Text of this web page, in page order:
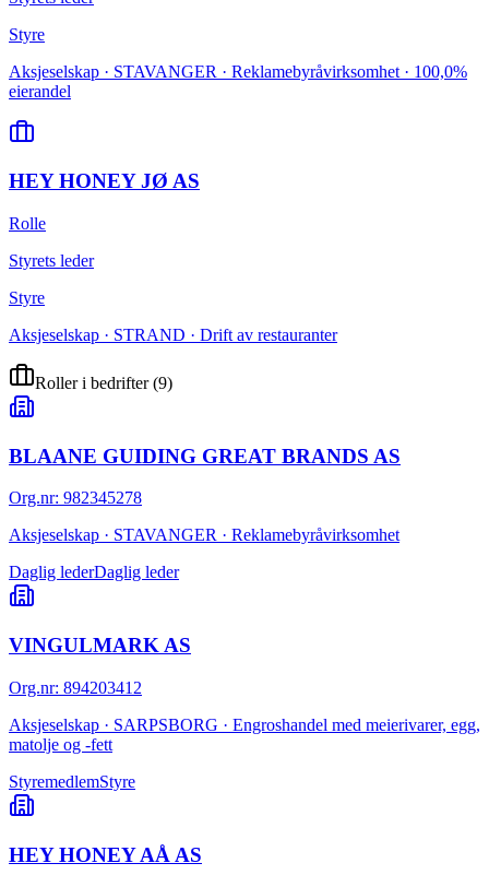
Styre
Aksjeselskap · STAVANGER · Reklamebyråvirksomhet · 100,0%
eierandel
HEY HONEY JØ AS
Rolle
Styrets leder
Styre
Aksjeselskap · STRAND · Drift av restauranter
Roller i bedrifter(9)
BLAANE GUIDING GREAT BRANDS AS
Org.nr: 982345278
Aksjeselskap · STAVANGER · Reklamebyråvirksomhet
Daglig lederDaglig leder
VINGULMARK AS
Org.nr: 894203412
Aksjeselskap · SARPSBORG · Engroshandel med meierivarer, egg,
matolje og -fett
StyremedlemStyre
HEY HONEY AÅ AS